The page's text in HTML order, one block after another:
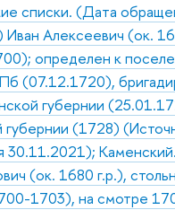
списки. (Дата
Алексеевич (ок.
определен к
(07.12.1720),
губернии
губернии (1728)
30.11.2021);
(ок. 1680 г.р.),
1703), на смотре